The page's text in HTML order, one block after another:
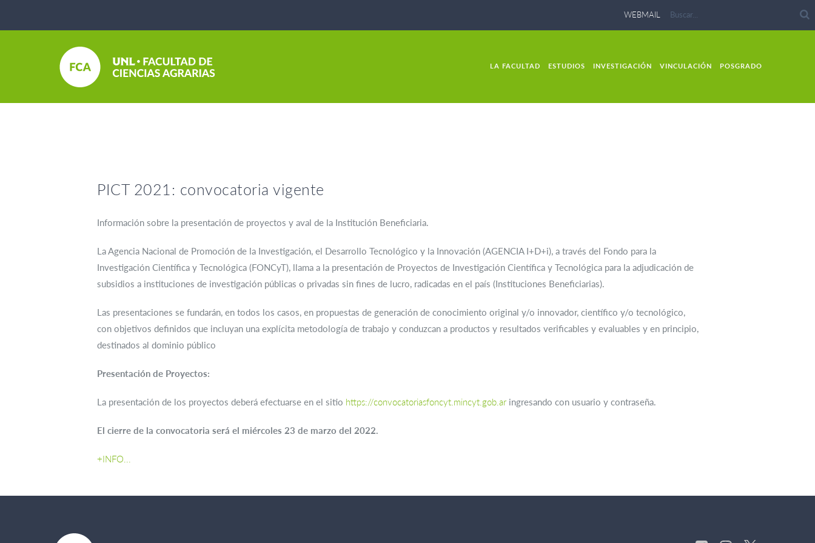
WEBMAIL
LA FACULTAD ESTUDIOS INVESTIGACIÓN VINCULACIÓN POSGRADO
PICT 2021: convocatoria vigente
Información sobre la presentación de proyectos y aval de la Institución Beneficiaria.
La Agencia Nacional de Promoción de la Investigación, el Desarrollo Tecnológico y la Innovación (AGENCIA I+D+i), a través del Fondo para la
Investigación Científica y Tecnológica (FONCyT), llama a la presentación de Proyectos de Investigación Científica y Tecnológica para la adjudicación de
subsidios a instituciones de investigación públicas o privadas sin fines de lucro, radicadas en el país (Instituciones Beneficiarias).
Las presentaciones se fundarán, en todos los casos, en propuestas de generación de conocimiento original y/o innovador, científico y/o tecnológico,
con objetivos definidos que incluyan una explícita metodología de trabajo y conduzcan a productos y resultados verificables y evaluables y en principio,
destinados al dominio público
Presentación de Proyectos:
La presentación de los proyectos deberá efectuarse en el sitio https://convocatoriasfoncyt.mincyt.gob.ar ingresando con usuario y contraseña.
El cierre de la convocatoria será el miércoles 23 de marzo del 2022.
+INFO...